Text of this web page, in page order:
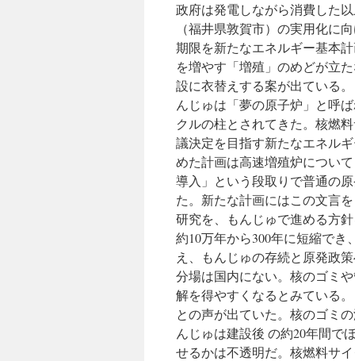
入」
で
分
か
っ
た
Ｎ
Ｈ
Ｋ
籾
井
会
長
の
独
裁
ぶ
り
via
日
刊
ゲ
ン
ダ
イ
政府は発電しながら消費した
（福井県敦賀市）の実用化に
期限を新たなエネルギー基本
を増やす「増殖」のめどが立
設に衣替えする案が出ている
んじゅは「夢の原子炉」と呼
クルの柱とされてきた。核燃
議決定を目指す新たなエネル
めた計画は高速増殖炉につい
導入」という段取りで普通の
た。新たな計画にはこの文言
研究を、もんじゅで進める方
約10万年から300年に短縮で
え、もんじゅの存続と原発政
分場は国内にない。核のゴミ
解を得やすくなるとみている
との声が出ていた。核のゴミ
んじゅは建設後 の約20年間で
せるかは不透明だ。核燃料サ